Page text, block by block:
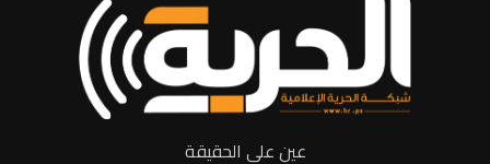
عين على الحقيقة